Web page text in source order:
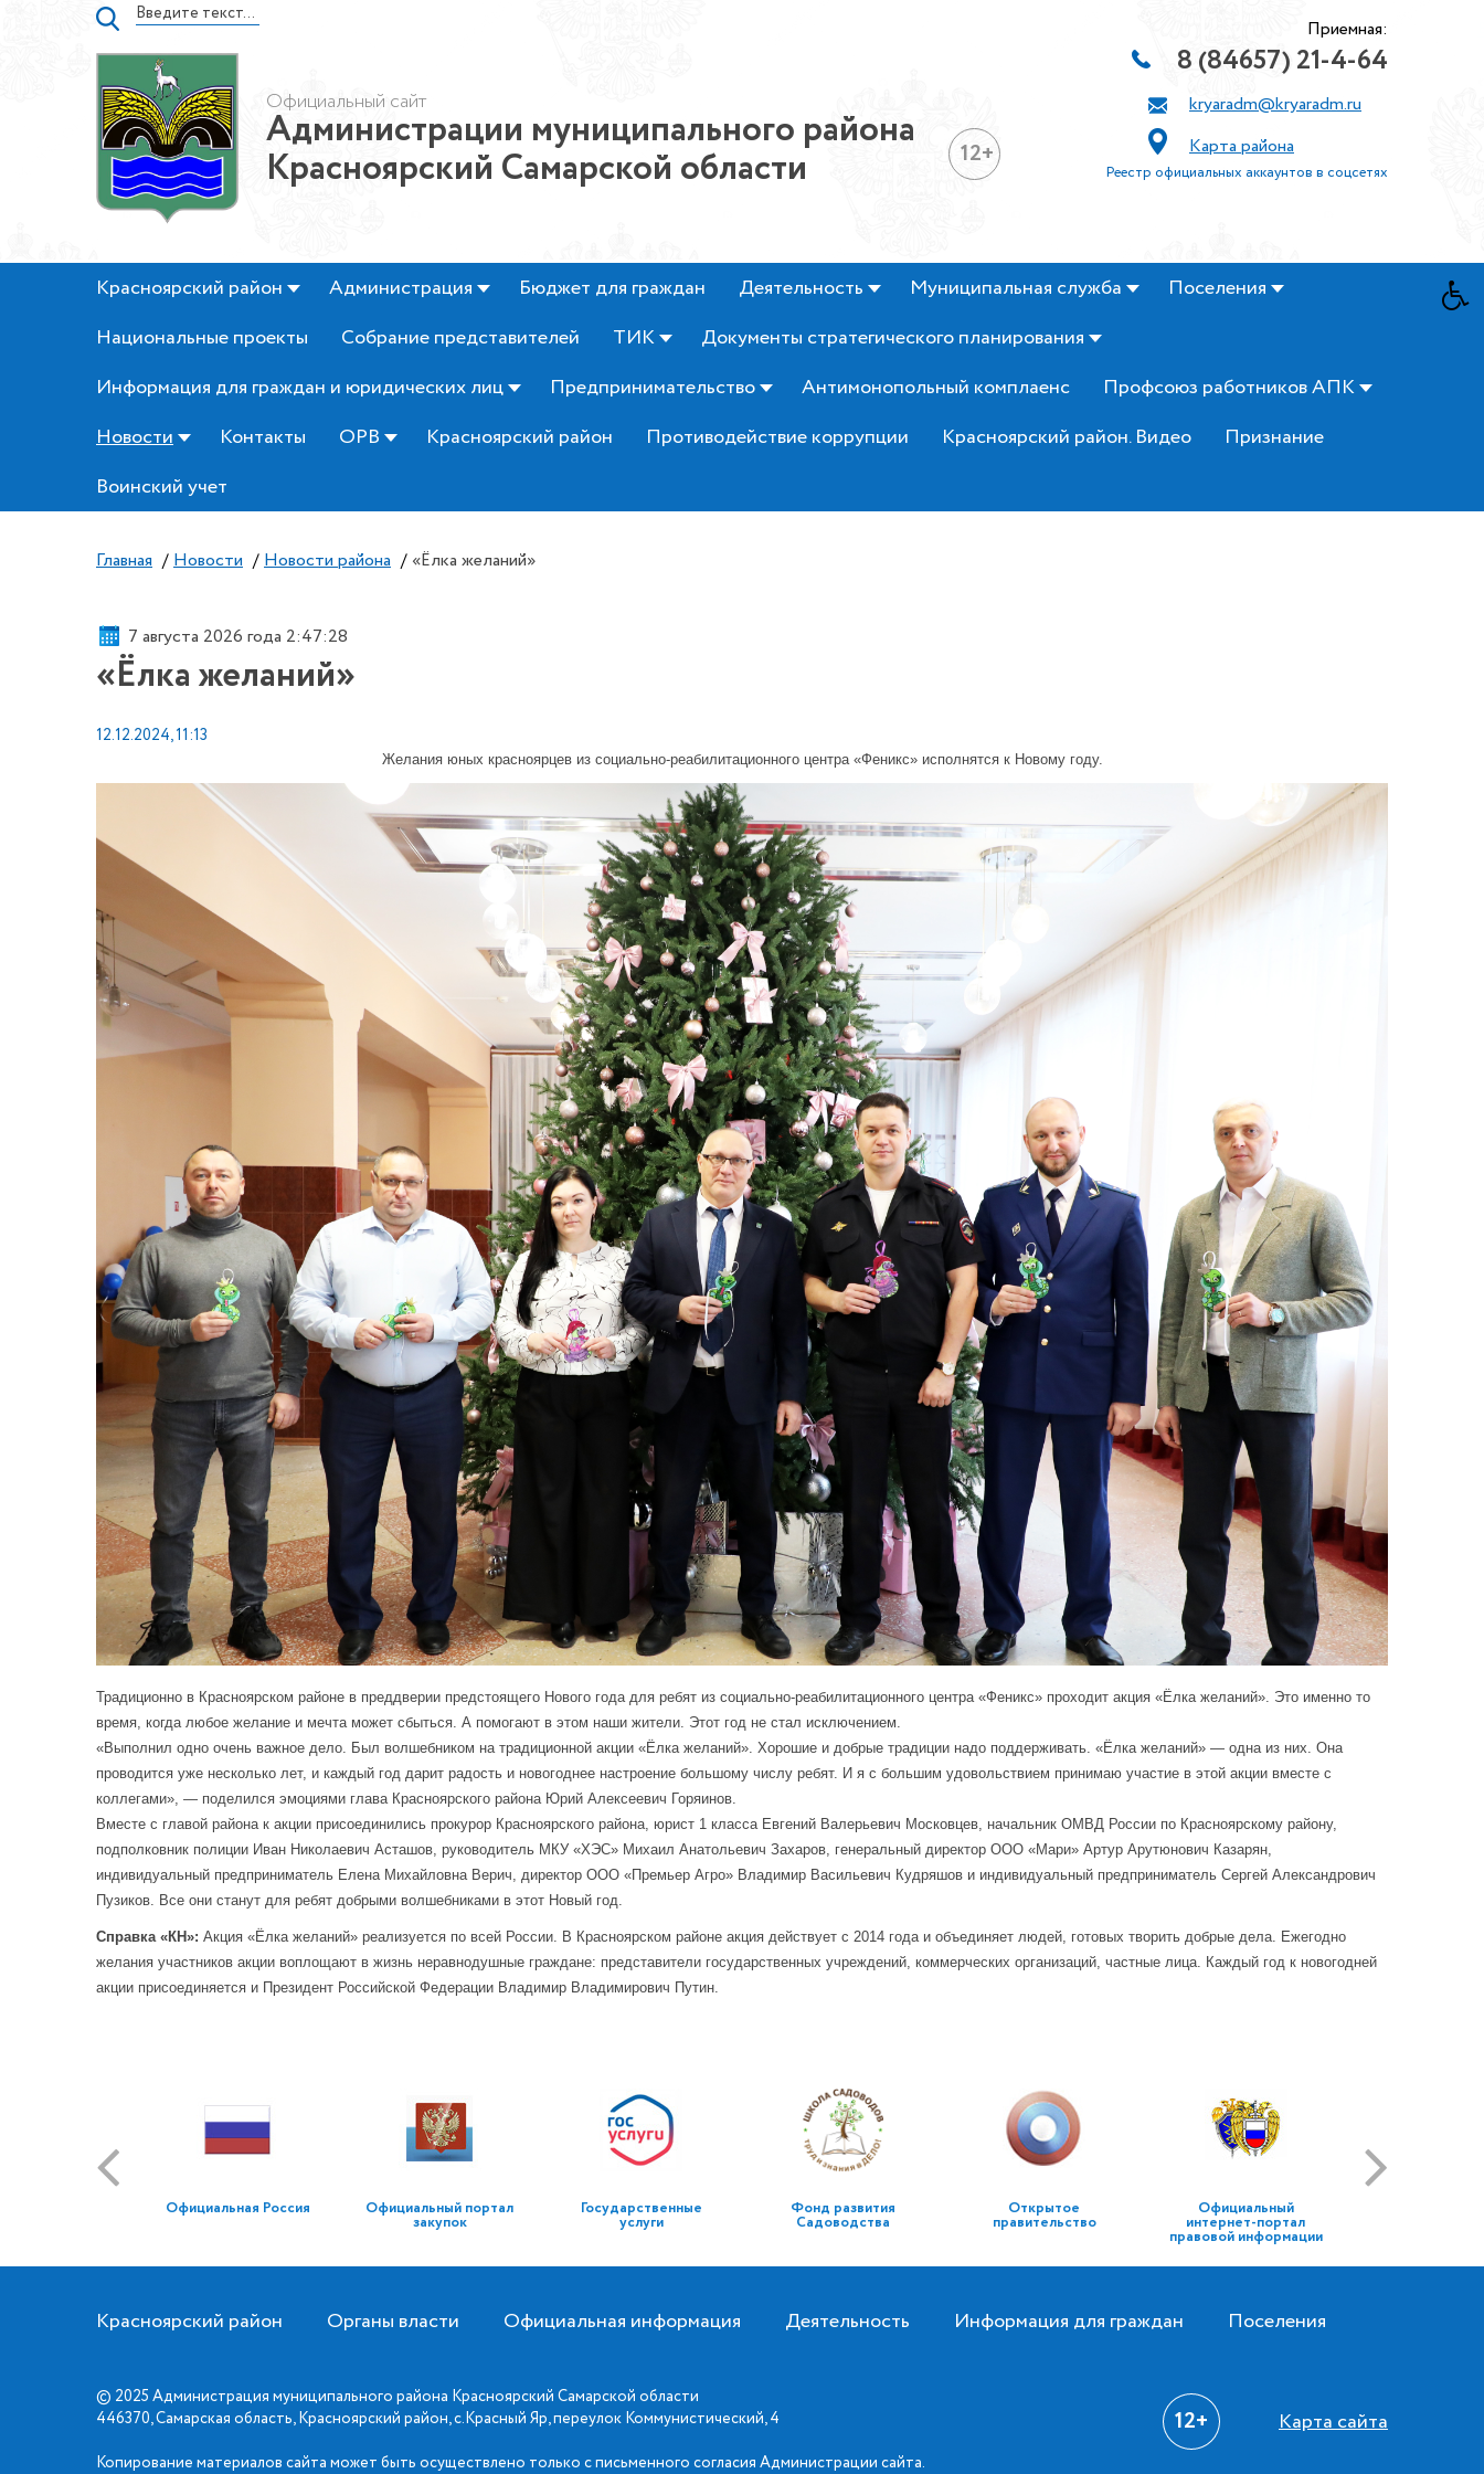
Официальный сайт
Администрации муниципального района
Красноярский Самарской области 12+
Приемная:
8 (84657) 21-4-64
kryaradm@kryaradm.ru
Карта района
Реестр официальных аккаунтов в соцсетях
Красноярский район Администрация Бюджет для граждан Деятельность Муниципальная служба
Поселения
Национальные проекты
Собрание представителей ТИК
Документы стратегического планирования
Информация для граждан и юридических лиц
Предпринимательство Антимонопольный комплаенс
Профсоюз работников АПК
Новости
Контакты ОРВ Красноярский район Противодействие коррупции Красноярский район. Видео
Признание
Воинский учет
Главная / Новости / Новости района / «Ёлка желаний»
7 августа 2026 года 2:47:29
«Ёлка желаний»
12.12.2024, 11:13
Желания юных красноярцев из социально-реабилитационного центра «Феникс» исполнятся к Новому году.
Традиционно в Красноярском районе в преддверии предстоящего Нового года для ребят из социально-реабилитационного центра «Феникс» проходит акция «Ёлка желаний». Это именно то
время, когда любое желание и мечта может сбыться. А помогают в этом наши жители. Этот год не стал исключением.
«Выполнил одно очень важное дело. Был волшебником на традиционной акции «Ёлка желаний». Хорошие и добрые традиции надо поддерживать. «Ёлка желаний» — одна из них. Она
проводится уже несколько лет, и каждый год дарит радость и новогоднее настроение большому числу ребят. И я с большим удовольствием принимаю участие в этой акции вместе с
коллегами», — поделился эмоциями глава Красноярского района Юрий Алексеевич Горяинов.
Вместе с главой района к акции присоединились прокурор Красноярского района, юрист 1 класса Евгений Валерьевич Московцев, начальник ОМВД России по Красноярскому району,
подполковник полиции Иван Николаевич Асташов, руководитель МКУ «ХЭС» Михаил Анатольевич Захаров, генеральный директор ООО «Мари» Артур Арутюнович Казарян,
индивидуальный предприниматель Елена Михайловна Верич, директор ООО «Премьер Агро» Владимир Васильевич Кудряшов и индивидуальный предприниматель Сергей Александрович
Пузиков. Все они станут для ребят добрыми волшебниками в этот Новый год.
Справка «КН»: Акция «Ёлка желаний» реализуется по всей России. В Красноярском районе акция действует с 2014 года и объединяет людей, готовых творить добрые дела. Ежегодно
желания участников акции воплощают в жизнь неравнодушные граждане: представители государственных учреждений, коммерческих организаций, частные лица. Каждый год к новогодней
акции присоединяется и Президент Российской Федерации Владимир Владимирович Путин.
Официальная Россия Официальный портал
закупок
Государственные
услуги
Фонд развития
Садоводства
Открытое
правительство
Официальный
интернет-портал
правовой информации
Красноярский район Органы власти Официальная информация Деятельность Информация для граждан Поселения
© 2025 Администрация муниципального района Красноярский Самарской области
446370, Самарская область, Красноярский район, с.Красный Яр, переулок Коммунистический, 4
Копирование материалов сайта может быть осуществлено только с письменного согласия Администрации сайта.
12+ Карта сайта